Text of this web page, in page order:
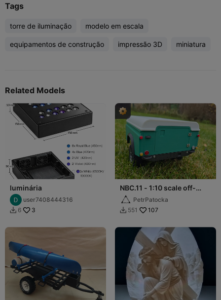
Tags
torre de iluminação modelo em escala
equipamentos de construção impressão 3D miniatura
Related Models
luminária
user7408444316
 6 3
NBC.11 - 1:10 scale off-
road trailer (Defender 90)
PetrPatocka
 551 107